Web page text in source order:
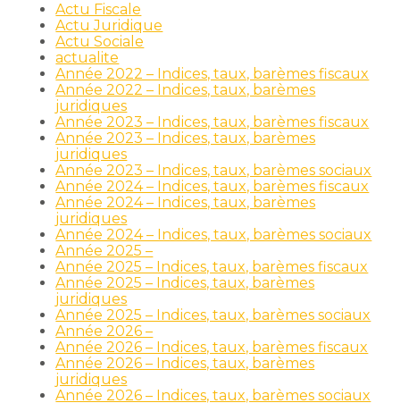
Actu Fiscale
Actu Juridique
Actu Sociale
actualite
Année 2022 – Indices, taux, barèmes fiscaux
Année 2022 – Indices, taux, barèmes
juridiques
Année 2023 – Indices, taux, barèmes fiscaux
Année 2023 – Indices, taux, barèmes
juridiques
Année 2023 – Indices, taux, barèmes sociaux
Année 2024 – Indices, taux, barèmes fiscaux
Année 2024 – Indices, taux, barèmes
juridiques
Année 2024 – Indices, taux, barèmes sociaux
Année 2025 –
Année 2025 – Indices, taux, barèmes fiscaux
Année 2025 – Indices, taux, barèmes
juridiques
Année 2025 – Indices, taux, barèmes sociaux
Année 2026 –
Année 2026 – Indices, taux, barèmes fiscaux
Année 2026 – Indices, taux, barèmes
juridiques
Année 2026 – Indices, taux, barèmes sociaux